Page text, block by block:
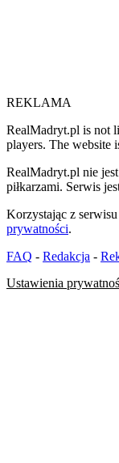
REKLAMA
RealMadryt.pl is not
players. The website
RealMadryt.pl nie
piłkarzami. Serwis
Korzystając z
prywatności.
FAQ - Redakcja -
Ustawienia